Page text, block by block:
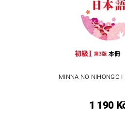
MINNA NO NIHONGO I
1 190